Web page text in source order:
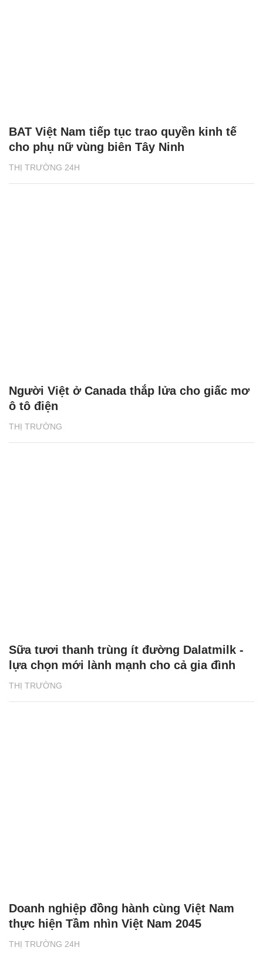
THỊ TRƯỜNG 24H
BAT Việt Nam tiếp tục trao quyền kinh tế
cho phụ nữ vùng biên Tây Ninh
THỊ TRƯỜNG
Người Việt ở Canada thắp lửa cho giấc mơ
ô tô điện
THỊ TRƯỜNG
Sữa tươi thanh trùng ít đường Dalatmilk -
lựa chọn mới lành mạnh cho cả gia đình
THỊ TRƯỜNG 24H
Doanh nghiệp đồng hành cùng Việt Nam
thực hiện Tầm nhìn Việt Nam 2045